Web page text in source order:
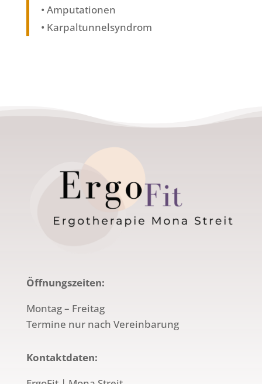
• Amputationen
• Karpaltunnelsyndrom
Öffnungszeiten:
Montag – Freitag
Termine nur nach Vereinbarung
Kontaktdaten: